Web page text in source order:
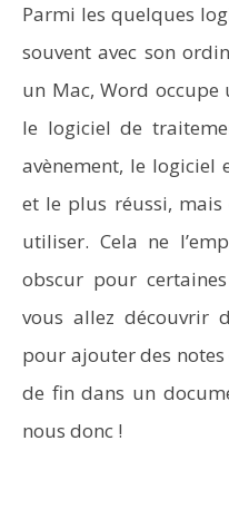
Parmi les quelques
souvent avec son
un Mac, Word occupe
le logiciel de
avènement, le
et le plus réussi,
utiliser. Cela ne
obscur pour
vous allez découvrir
pour ajouter des notes
de fin dans un
nous donc !